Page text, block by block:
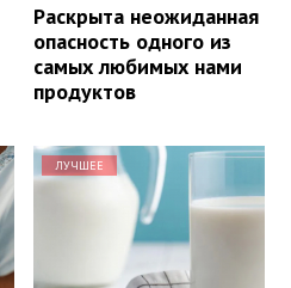
Раскрыта неожиданная
опасность одного из
самых любимых нами
продуктов
ЛУЧШЕЕ